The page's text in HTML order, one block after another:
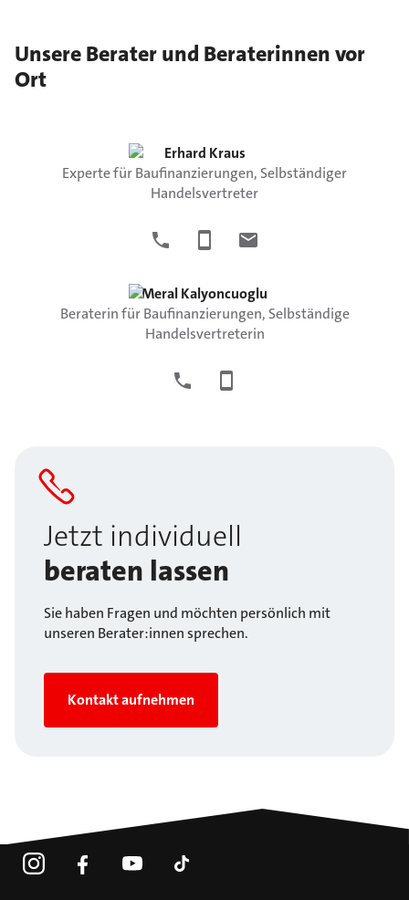
Unsere Berater und Beraterinnen vor
Ort
Erhard Kraus
Experte für Baufinanzierungen, Selbständiger
Handelsvertreter
MeralKalyoncuoglu
Beraterin für Baufinanzierungen, Selbständige
Handelsvertreterin
Jetzt individuell
beraten lassen
Sie haben Fragen und möchten persönlich mit
unseren Berater:innen sprechen.
Kontakt aufnehmen